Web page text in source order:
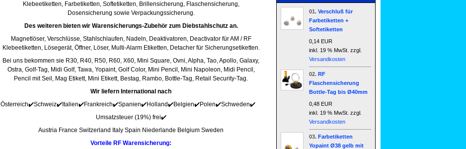
Klebeetiketten, Farbetiketten, Softetiketten, Brillensicherung, Flaschensicherung,
Dosensicherung sowie Verpackungssicherung.
Des weiteren bieten wir Warensicherungs-Zubehör zum Diebstahlschutz an.
Magnetlöser, Verschlüsse, Stahlschlaufen, Nadeln, Deaktivatoren, Deactivator für AM / RF
Klebeetiketten, Lösegerät, Öffner, Löser, Multi-Alarm Etiketten, Detacher für Sicherungsetiketten.
Bei uns bekommen sie R30, R40, R50, R60, X60, Mini Square, Ovni, Alpha, Tao, Apollo, Galaxy,
Ostra, Golf-Tag, Midi Golf, Tawa, Yopaint, Golf Color, Mini Pencil, Mini Napoleon, Midi Pencil,
Pencil mit Seil, Mag Etikett, Mini Etikett, Bestag, Rambo, Bottle-Tag, Retail Security-Tag.
Wir liefern International nach
Österreich✔️Schweiz✔️ Italien✔️Frankreich✔️Spanien✔️Holland✔️Belgien✔️Polen✔️Schweden✔️
Umsatzsteuer (19%) frei✔️
Austria France Switzerland Italy Spain Niederlande Belgium Sweden
Vorteile RF Warensicherung:
01. Verschluß für
Farbetiketten +
Softetiketten
0,14 EUR
inkl. 19 % MwSt. zzgl.
Versandkosten
02. RF
Flaschensicherung
Bottle-Tag bis Ø40mm
0,48 EUR
inkl. 19 % MwSt. zzgl.
Versandkosten
03. Farbetiketten
Yopaint Ø38 gelb mit